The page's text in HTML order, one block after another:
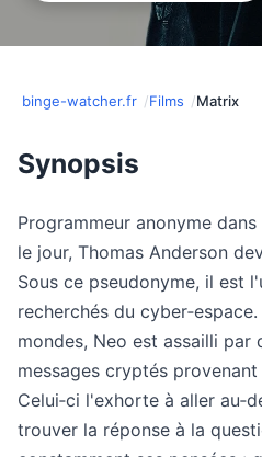
binge-watcher.fr Films Matrix
Synopsis
Programmeur anonyme
le jour, Thomas Anderson
Sous ce pseudonyme, il est
recherchés du
mondes, Neo est assailli par
messages cryptés
Celui‐ci l'exhorte à aller
trouver la réponse à la